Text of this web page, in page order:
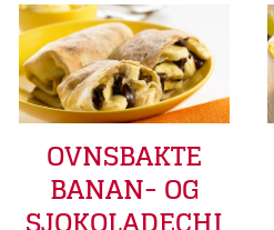
OVNSBAKTE
BANAN- OG